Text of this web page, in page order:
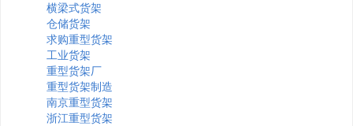
横梁式货架
仓储货架
求购重型货架
工业货架
重型货架厂
重型货架制造
南京重型货架
浙江重型货架